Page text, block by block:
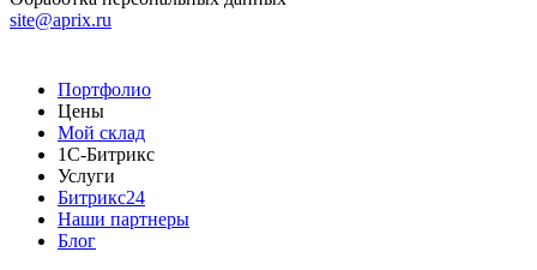
site@aprix.ru
Портфолио
Цены
Мой склад
1С-Битрикс
Услуги
Битрикс24
Наши партнеры
Блог